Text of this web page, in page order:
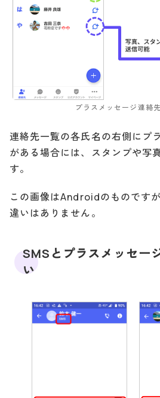
プラスメッセージ連絡
連絡先一覧の各氏名の右側にプ
がある場合には、スタンプや写
す。
この画像はAndroidのものです
違いはありません。
SMSとプラスメッセー
い